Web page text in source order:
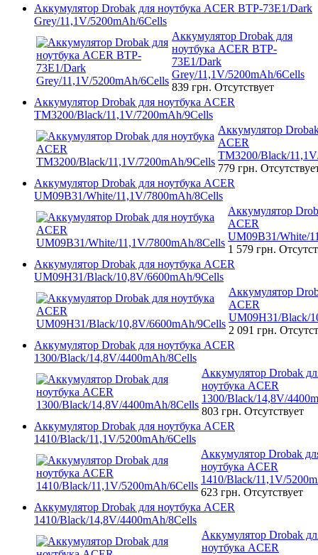
Аккумулятор Drobak для ноутбука ACER BTP-73E1/Dark
Grey/11,1V/5200mAh/6Cells
Аккумулятор Drobak для
ноутбука ACER BTP-
73E1/Dark
Grey/11,1V/5200mAh/6Cells
839 грн. Отсутствует
Аккумулятор Drobak для ноутбука ACER
TM3200/Black/11,1V/7200mAh/9Cells
Аккумулятор
ACER
TM3200/Black/
779 грн.
Аккумулятор Drobak для ноутбука ACER
UM09B31/White/11,1V/7800mAh/8Cells
Аккумулятор
ACER
UM09B31/White/
1 579 грн.
Аккумулятор Drobak для ноутбука ACER
UM09H31/Black/10,8V/6600mAh/9Cells
Аккумулятор
ACER
UM09H31/Black/
2 091 грн.
Аккумулятор Drobak для ноутбука ACER
1300/Black/14,8V/4400mAh/8Cells
Аккумулятор Drobak
ноутбука ACER
1300/Black/14,8V/
803 грн. Отсутствует
Аккумулятор Drobak для ноутбука ACER
1410/Black/11,1V/5200mAh/6Cells
Аккумулятор Drobak
ноутбука ACER
1410/Black/11,1V/
623 грн. Отсутствует
Аккумулятор Drobak для ноутбука ACER
1410/Black/14,8V/4400mAh/8Cells
Аккумулятор Drobak
ноутбука ACER